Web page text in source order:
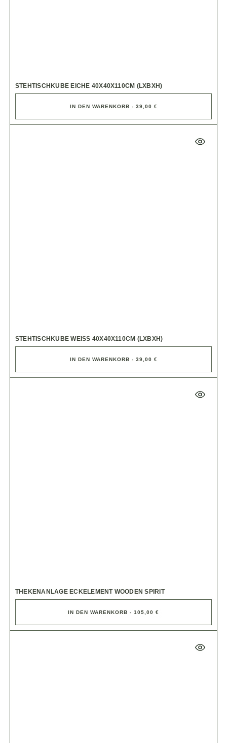
STEHTISCHKUBE EICHE 40X40X110CM (LXBXH)
IN DEN WARENKORB - 39,00 €
STEHTISCHKUBE WEISS 40X40X110CM (LXBXH)
IN DEN WARENKORB - 39,00 €
THEKENANLAGE ECKELEMENT WOODEN SPIRIT
IN DEN WARENKORB - 105,00 €